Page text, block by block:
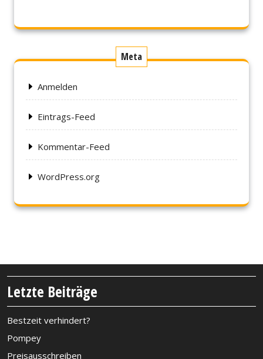
Meta
Anmelden
Eintrags-Feed
Kommentar-Feed
WordPress.org
Letzte Beiträge
Bestzeit verhindert?
Pompey
Preisausschreiben